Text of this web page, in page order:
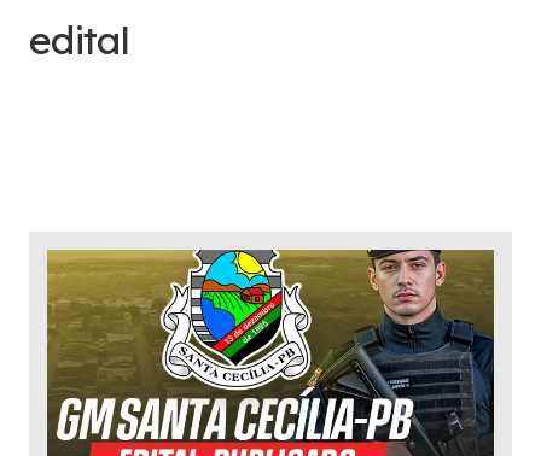
edital